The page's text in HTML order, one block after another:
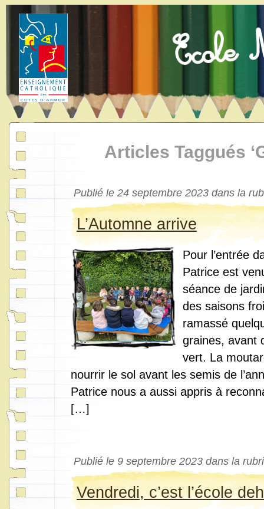
Articles Taggués
Publié le 24 septembre 2023 dans la
L’Automne arrive
Pour l’entrée
Patrice est
séance de
des saisons
ramassé
graines, avant
vert. La
nourrir le sol avant les semis de
Patrice nous a aussi appris à
[…]
Publié le 9 septembre 2023 dans la
Vendredi, c’est l’école